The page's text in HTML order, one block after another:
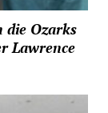
die Ozarks
Lawrence